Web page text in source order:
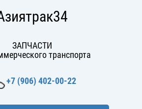
ЗАПЧАСТИ
транспорта
+7 (906) 402-00-22